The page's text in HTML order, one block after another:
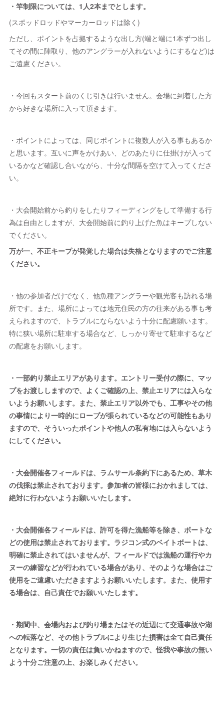
・竿制限については、1人2本までとします。
(スポッドロッドやマーカーロッドは除く)
ただし、ポイントを占拠するような出し方(端と端に1本ずつ出し
てその間に陣取り、他のアングラーが入れないようにするなど)は
ご遠慮ください。
・今回もスタート前のくじ引きは行いません。会場に到着した方
から好きな場所に入って頂きます。
・ポイントによっては、同じポイントに複数人が入る事もあるか
と思います。互いに声をかけあい、どのあたりに仕掛けが入って
いるかなど確認し合いながら、十分な間隔を空けて入ってくださ
い。
・大会開始前から釣りをしたりフィーディングをして準備する行
為は自由としますが、大会開始前に釣り上げた魚はキープしない
でください。
万が一、不正キープが発覚した場合は失格となりますのでご注意
ください。
・他の参加者だけでなく、他魚種アングラーや観光客も訪れる場
所です。また、場所によっては地元住民の方の往来がある事も考
えられますので、トラブルにならないよう十分に配慮願います。
特に狭い場所に駐車する場合など、しっかり寄せて駐車するなど
の配慮をお願いします。
・一部釣り禁止エリアがあります。エントリー受付の際に、マッ
プをお渡ししますので、よくご確認の上、禁止エリアには入らな
いようお願いします。また、禁止エリア以外でも、工事やその他
の事情により一時的にロープが張られているなどの可能性もあり
ますので、そういったポイントや他人の私有地には入らないよう
にしてください。
・大会開催各フィールドは、ラムサール条約下にあるため、草木
の伐採は禁止されております。参加者の皆様におかれましては、
絶対に行わないようお願いいたします。
・大会開催各フィールドは、許可を得た漁船等を除き、ボートな
どの使用は禁止されております。ラジコン式のベイトボートは、
明確に禁止されてはいませんが、フィールドでは漁船の運行やカ
ヌーの練習などが行われている場合があり、そのような場合はご
使用をご遠慮いただきますようお願いいたします。また、使用す
る場合は、自己責任でお願いいたします。
・期間中、会場内および釣り場またはその近辺にて交通事故や湖
への転落など、その他トラブルにより生じた損害は全て自己責任
となります。一切の責任は負いかねますので、怪我や事故の無い
よう十分ご注意の上、お楽しみください。